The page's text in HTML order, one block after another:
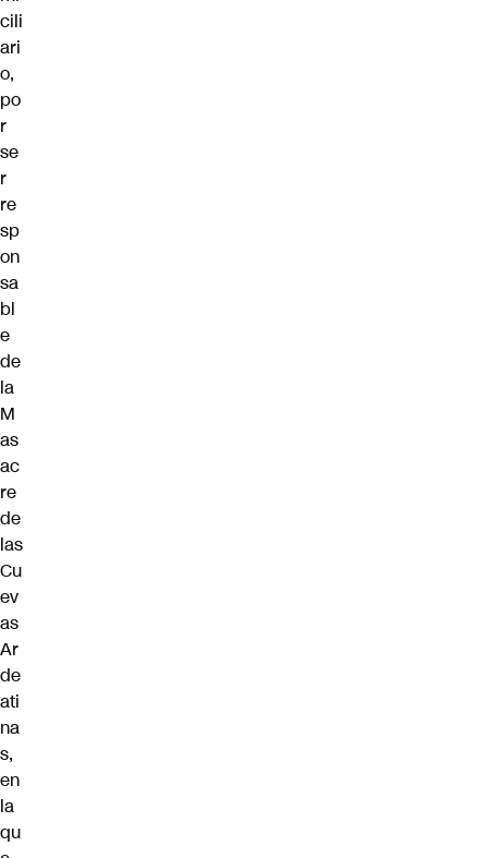
cili
ari
o,
po
r
se
r
re
sp
on
sa
bl
e
de
la
M
as
ac
re
de
las
Cu
ev
as
Ar
de
ati
na
s,
en
la
qu